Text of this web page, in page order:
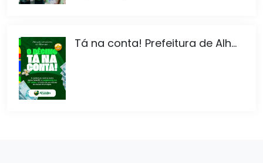
Tá na conta! Prefeitura de Alh...